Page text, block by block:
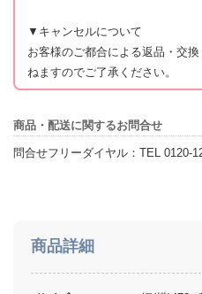
▼キャンセルについて
お客様のご都合による返品・交
ねますのでご了承ください。
商品・配送に関するお問合せ
問合せフリーダイヤル：TEL 0120-
商品詳細